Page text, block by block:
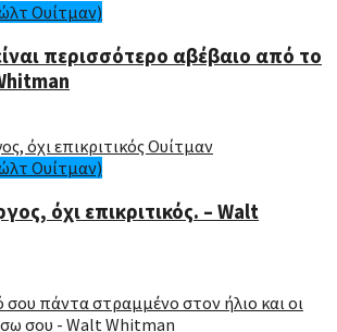
Ουίτμαν)
περισσότερο αβέβαιο από το
Ουίτμαν)
όχι επικριτικός. – Walt